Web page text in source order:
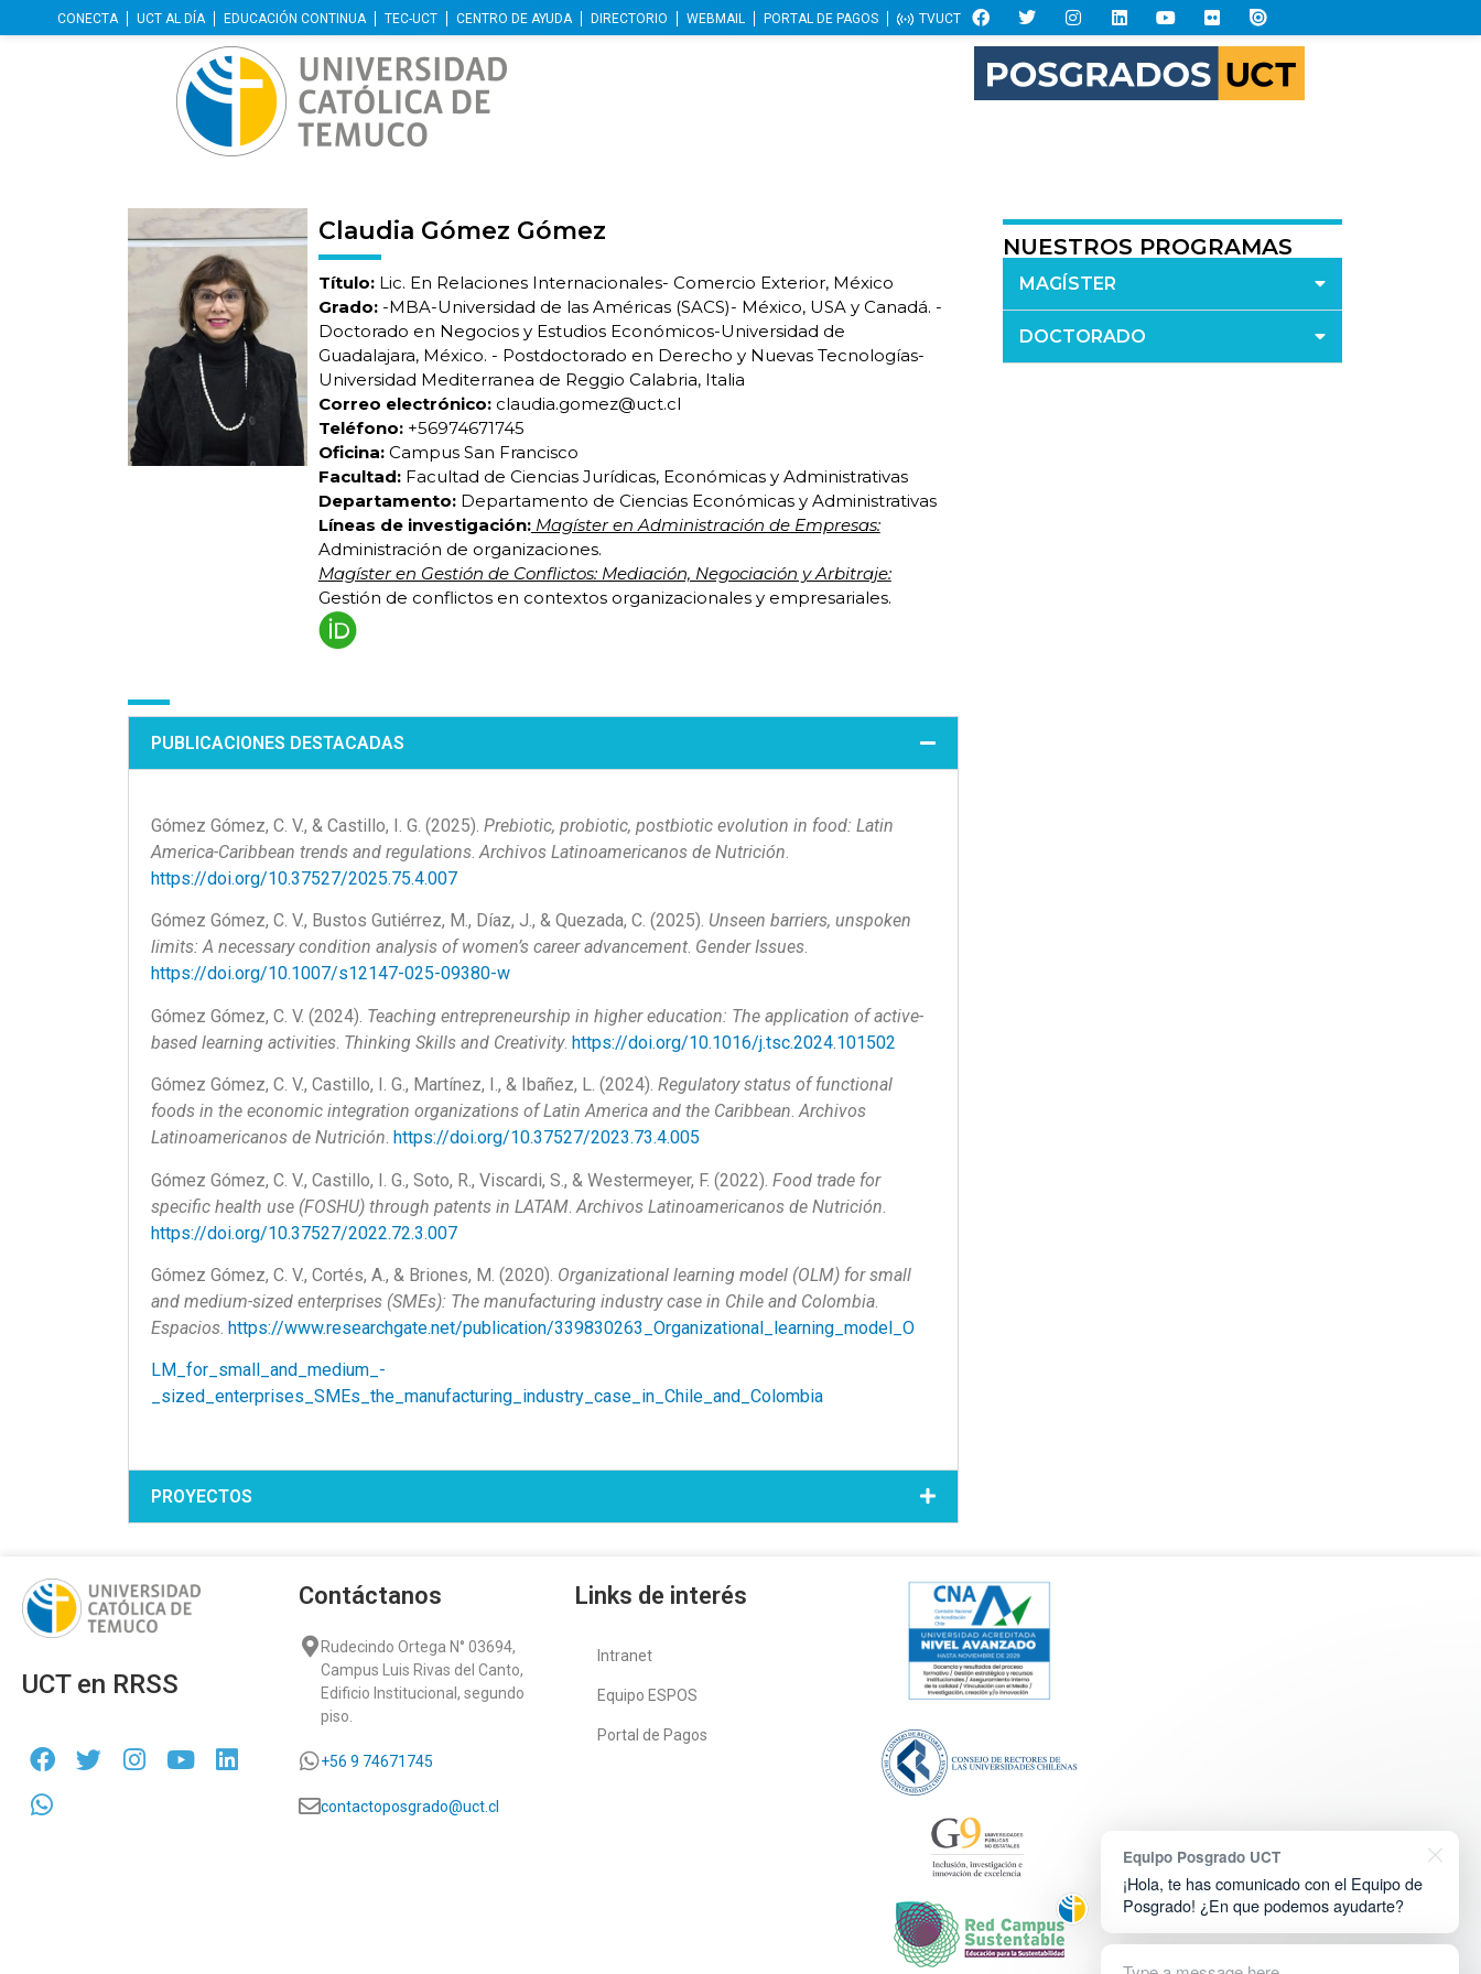
CONECTA UCT AL DÍA EDUCACIÓN CONTINUA TEC-UCT CENTRO DE AYUDA DIRECTORIO WEBMAIL PORTAL DE PAGOS TVUCT
Claudia Gómez Gómez
Título:Lic. En Relaciones Internacionales- Comercio Exterior, México
Grado:-MBA-Universidad de las Américas (SACS)- México, USA y Canadá. -
Doctorado en Negocios y Estudios Económicos-Universidad de
Guadalajara, México. - Postdoctorado en Derecho y Nuevas Tecnologías-
Universidad Mediterranea de Reggio Calabria, Italia
Correo electrónico:claudia.gomez@uct.cl
Teléfono:+56974671745
Oficina:Campus San Francisco
Facultad:Facultad de Ciencias Jurídicas, Económicas y Administrativas
Departamento:Departamento de Ciencias Económicas y Administrativas
Líneas de investigación:Magíster en Administración de Empresas:
Administración de organizaciones.
Magíster en Gestión de Conflictos: Mediación, Negociación y Arbitraje:
Gestión de conflictos en contextos organizacionales y empresariales.
PUBLICACIONES DESTACADAS
Gómez Gómez, C. V., & Castillo, I. G. (2025).Prebiotic, probiotic, postbiotic evolution in food: Latin
America-Caribbean trends and regulations.Archivos Latinoamericanos de Nutrición.
https://doi.org/10.37527/2025.75.4.007
Gómez Gómez, C. V., Bustos Gutiérrez, M., Díaz, J., & Quezada, C. (2025). Unseen barriers, unspoken
limits: A necessary condition analysis of women’s career advancement. Gender Issues.
https://doi.org/10.1007/s12147-025-09380-w
Gómez Gómez, C. V. (2024). Teaching entrepreneurship in higher education: The application of active-
based learning activities Thinking Skills and Creativity.https://doi.org/10.1016/j.tsc.2024.101502
Gómez Gómez, C. V., Castillo, I. G., Martínez, I., & Ibañez, L. (2024).Regulatory status of functional
foods in the economic integration organizations of Latin America and the Caribbean.Archivos
Latinoamericanos de Nutrición. https://doi.org/10.37527/2023.73.4.005
Gómez Gómez, C. V., Castillo, I. G., Soto, R., Viscardi, S., & Westermeyer, F. (2022).Food trade for
specific health use (FOSHU) through patents in LATAM .Archivos Latinoamericanos de Nutrición
https://doi.org/10.37527/2022.72.3.007
Gómez Gómez, C. V., Cortés, A., & Briones, M. (2020). Organizational learning model (OLM) for small
and medium-sized enterprises (SMEs): The manufacturing industry case in Chile and Colombia.
Espacios.https://www.researchgate.net/publication/339830263_Organizational_learning_model_O
LM_for_small_and_medium_-
_sized_enterprises_SMEs_the_manufacturing_industry_case_in_Chile_and_Colombia
PROYECTOS
NUESTROS PROGRAMAS
MAGÍSTER
DOCTORADO
UCT en RRSS
Contáctanos
Rudecindo Ortega N° 03694,
Campus Luis Rivas del Canto,
Edificio Institucional, segundo
piso.
+56 9 74671745
contactoposgrado@uct.cl
Links de interés
Intranet
Equipo ESPOS
Portal de Pagos
Equipo Posgrado UCT
¡Hola, te has comunicado con el Equipo de
Posgrado! ¿En que podemos ayudarte?